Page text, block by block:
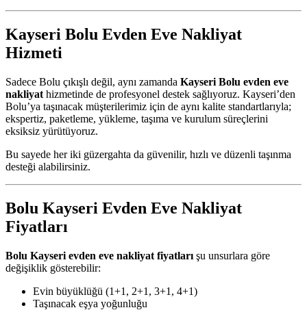
Kayseri Bolu Evden Eve Nakliyat
Hizmeti
Sadece Bolu çıkışlı değil, aynı zamanda Kayseri Bolu evden eve
nakliyat hizmetinde de profesyonel destek sağlıyoruz. Kayseri’den
Bolu’ya taşınacak müşterilerimiz için de aynı kalite standartlarıyla;
ekspertiz, paketleme, yükleme, taşıma ve kurulum süreçlerini
eksiksiz yürütüyoruz.
Bu sayede her iki güzergahta da güvenilir, hızlı ve düzenli taşınma
desteği alabilirsiniz.
Bolu Kayseri Evden Eve Nakliyat
Fiyatları
Bolu Kayseri evden eve nakliyat fiyatları şu unsurlara göre
değişiklik gösterebilir:
Evin büyüklüğü (1+1, 2+1, 3+1, 4+1)
Taşınacak eşya yoğunluğu